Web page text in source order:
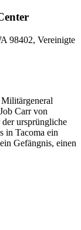
98402, Vereinigte
Carr von
ursprüngliche
in Tacoma ein
Gefängnis, einen